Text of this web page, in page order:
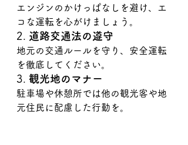
エンジンのかけっぱなしを避け、エ
コな運転を心がけましょう。
2. 道路交通法の遵守
地元の交通ルールを守り、安全運転
を徹底してください。
3. 観光地のマナー
駐車場や休憩所では他の観光客や地
元住民に配慮した行動を。